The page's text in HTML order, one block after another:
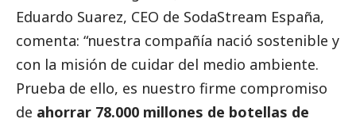
Eduardo Suarez, CEO de SodaStream España,
comenta: “nuestra compañía nació sostenible y
con la misión de cuidar del medio ambiente.
Prueba de ello, es nuestro firme compromiso
de ahorrar 78.000 millones de botellas de